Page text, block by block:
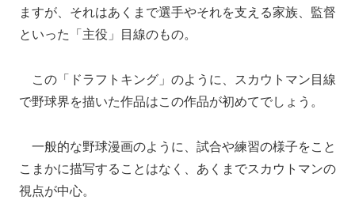
ますが、それはあくまで選手やそれを支える家族、監督
といった「主役」目線のもの。
この「ドラフトキング」のように、スカウトマン目線
で野球界を描いた作品はこの作品が初めてでしょう。
一般的な野球漫画のように、試合や練習の様子をこと
こまかに描写することはなく、あくまでスカウトマンの
視点が中心。